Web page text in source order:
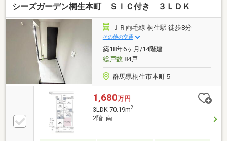
シーズガーデン桐生本町 ＳＩＣ付き ３ＬＤＫ
ＪＲ両毛線 桐生駅 徒歩8分
その他の交通
築18年6ヶ月/14階建
総戸数84戸
群馬県桐生市本町５
1,680万円
3LDK 70.19m2
2階 南